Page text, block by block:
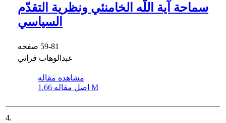
سماحة آیة اللّه الخامنئي ونظریة التقدّم
السیاسي
59-81
عبدالوهاب فراتي
مشاهده مقاله
اصل مقاله 1.66 M
4.